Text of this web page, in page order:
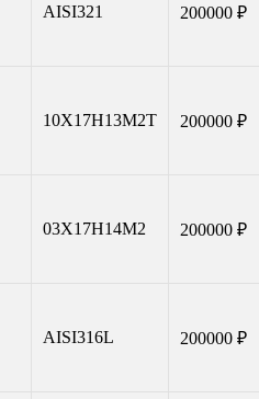
AISI321 200000 ₽
10Х17Н13М2Т 200000 ₽
03Х17Н14М2 200000 ₽
AISI316L 200000 ₽